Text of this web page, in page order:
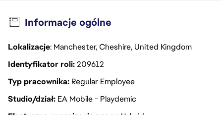
Informacje ogólne
Lokalizacje: Manchester, Cheshire, United Kingdom
Identyfikator roli209612
Typ pracownika Regular Employee
Studio/dział EA Mobile - Playdemic